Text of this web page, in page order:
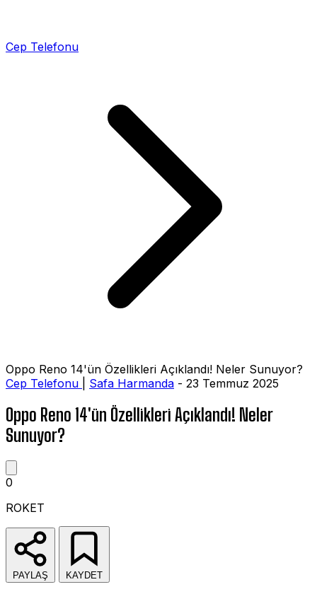
Cep Telefonu
Oppo Reno 14'ün Özellikleri Açıklandı! Neler Sunuyor?
Cep Telefonu
Safa Harmanda - 23 Temmuz 2025
Oppo Reno 14'ün Özellikleri Açıklandı! Neler
Sunuyor?
0
ROKET
PAYLAŞ KAYDET